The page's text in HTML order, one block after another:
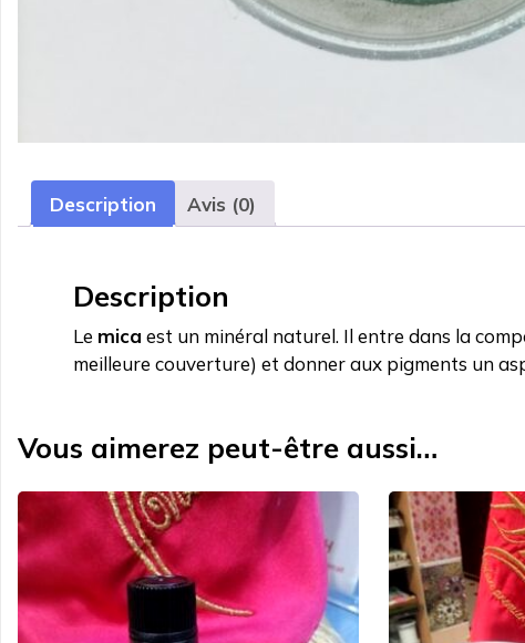
Description Avis (0)
Description
Le mica est un minéral naturel. Il entre dans la
meilleure couverture) et donner aux pigments un
Vous aimerez peut-être aussi…